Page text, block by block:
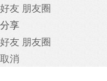
好友 朋友圈
分享
好友 朋友圈
取消